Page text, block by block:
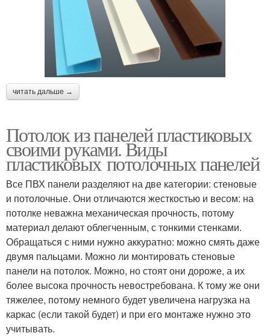
читать дальше →
Потолок из панелей пластиковых
своими руками. Виды
пластиковых потолочных панелей
Все ПВХ панели разделяют на две категории: стеновые
и потолочные. Они отличаются жесткостью и весом: на
потолке неважна механическая прочность, потому
материал делают облегченным, с тонкими стенками.
Обращаться с ними нужно аккуратно: можно смять даже
двумя пальцами. Можно ли монтировать стеновые
панели на потолок. Можно, но стоят они дороже, а их
более высока прочность невостребована. К тому же они
тяжелее, потому немного будет увеличена нагрузка на
каркас (если такой будет) и при его монтаже нужно это
учитывать.